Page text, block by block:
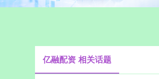
亿融配资 相关话题